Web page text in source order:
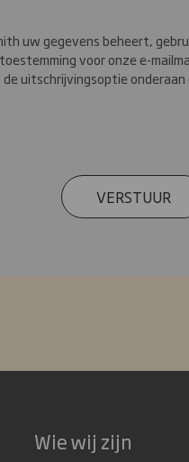
uw gegevens beheert,
voor onze e-
uitschrijvingsoptie onderaan
VERSTUUR
Wie wij zijn